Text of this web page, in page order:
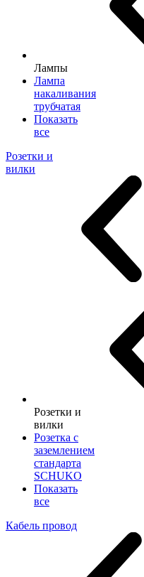
Лампы
Лампа
накаливания
трубчатая
Показать
все
Розетки и
вилки
Розетки и
вилки
Розетка с
заземлением
стандарта
SCHUKO
Показать
все
Кабель провод